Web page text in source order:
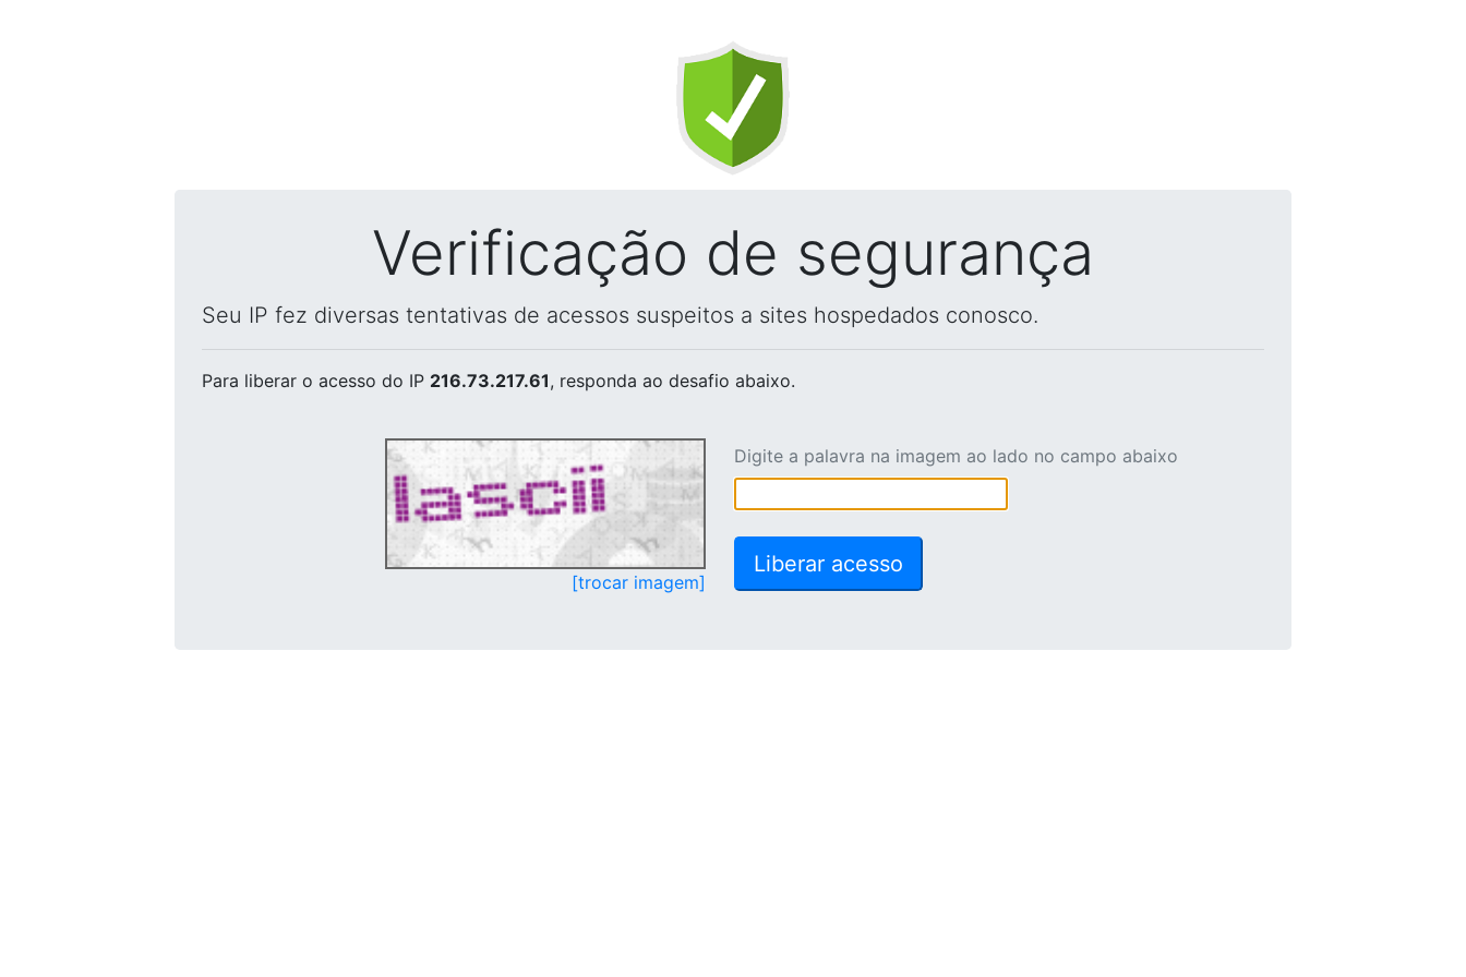
Verificação de segurança
Seu IP fez diversas tentativas de acessos suspeitos a sites hospedados conosco.
Para liberar o acesso do IP 216.73.217.61, responda ao desafio abaixo.
[trocar imagem]
Digite a palavra na imagem ao lado no campo abaixo